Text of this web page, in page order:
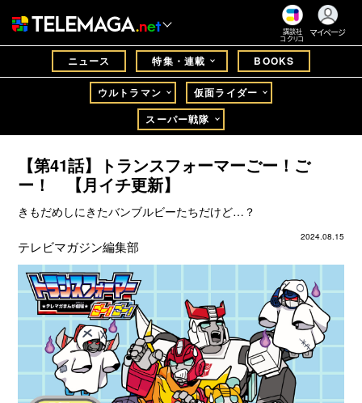
講談社
コクリコ
マイページ
ニュース 特集・連載 BOOKS
ウルトラマン
仮面ライダー
スーパー戦隊
【第41話】トランスフォーマーごー！ご
ー！ 【月イチ更新】
きもだめしにきたバンブルビーたちだけど…？
2024.08.15
テレビマガジン編集部